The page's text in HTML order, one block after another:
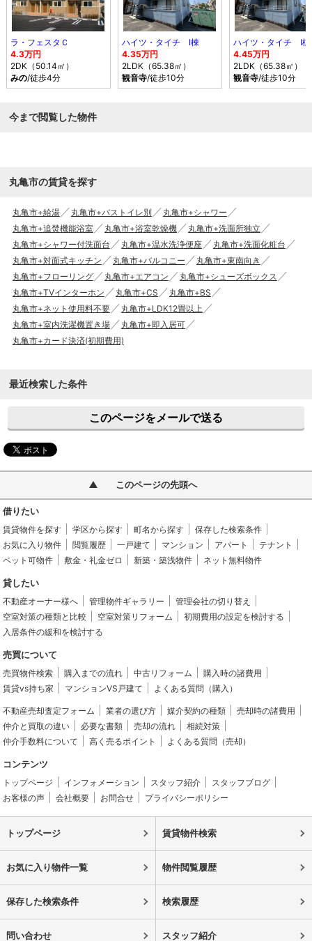
ラ・フェスタＣ
4.3万円
2DK（50.14㎡）
みの/徒歩4分
ハイツ・タイチ Ⅰ棟
4.35万円
2LDK（65.38㎡）
観音寺/徒歩10分
ハイツ・タイチ Ⅰ棟
4.45万円
2LDK（65.38㎡）
観音寺/徒歩10分
今まで閲覧した物件
丸亀市の賃貸を探す
丸亀市+給湯 丸亀市+バストイレ別
丸亀市+シャワー
丸亀市+追焚機能浴室
丸亀市+浴室乾燥機
丸亀市+洗面所独立
丸亀市+シャワー付洗面台
丸亀市+温水洗浄便座
丸亀市+洗面化粧台
丸亀市+対面式キッチン
丸亀市+バルコニー
丸亀市+東南向き
丸亀市+フローリング
丸亀市+エアコン
丸亀市+シューズボックス
丸亀市+TVインターホン
丸亀市+CS
丸亀市+BS
丸亀市+ネット使用料不要
丸亀市+LDK12畳以上
丸亀市+室内洗濯機置き場
丸亀市+即入居可
丸亀市+カード決済(初期費用)
最近検索した条件
このページをメールで送る
このページの先頭へ
借りたい
賃貸物件を探す 学区から探す 町名から探す
保存した検索条件
お気に入り物件
閲覧履歴 一戸建て マンション アパート
テナント
ペット可物件
敷金・礼金ゼロ 新築・築浅物件 ネット無料物件
貸したい
不動産オーナー様へ 管理物件ギャラリー
管理会社の切り替え
空室対策の種類と比較
空室対策リフォーム
初期費用の設定を検討する
入居条件の緩和を検討する
売買について
売買物件検索 購入までの流れ 中古リフォーム
購入時の諸費用
賃貸vs持ち家
マンションVS戸建て よくある質問（購入）
不動産売却査定フォーム 業者の選び方 媒介契約の種類
売却時の諸費用
仲介と買取の違い
必要な書類 売却の流れ
相続対策
仲介手数料について
高く売るポイント よくある質問（売却）
コンテンツ
トップページ インフォメーション スタッフ紹介
スタッフブログ
お客様の声
会社概要 お問合せ プライバシーポリシー
トップページ 賃貸物件検索
お気に入り物件一覧 物件閲覧履歴
保存した検索条件 検索履歴
問い合わせ スタッフ紹介